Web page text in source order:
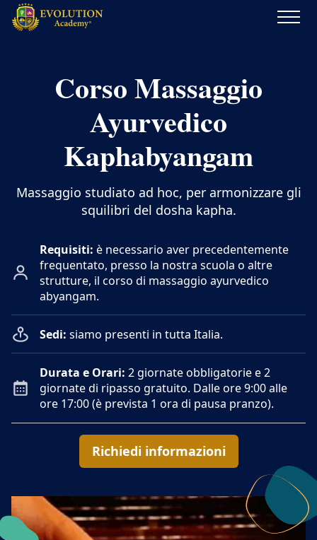
Corso Massaggio
Ayurvedico
Kaphabyangam
Massaggio studiato ad hoc, per armonizzare gli
squilibri del dosha kapha.
Requisiti: è necessario aver precedentemente
frequentato, presso la nostra scuola o altre
strutture, il corso di massaggio ayurvedico
abyangam.
Sedi: siamo presenti in tutta Italia.
Durata e Orari: 2 giornate obbligatorie e 2
giornate di ripasso gratuito. Dalle ore 9:00 alle
ore 17:00 (è prevista 1 ora di pausa pranzo).
Richiedi informazioni